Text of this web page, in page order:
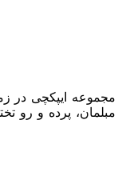
مجموعه ایپکچی در
مبلمان، پرده و